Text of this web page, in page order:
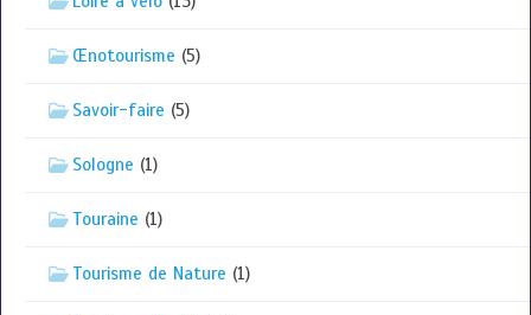
Œnotourisme (5)
Savoir-faire (5)
Sologne (1)
Touraine (1)
Tourisme de Nature (1)